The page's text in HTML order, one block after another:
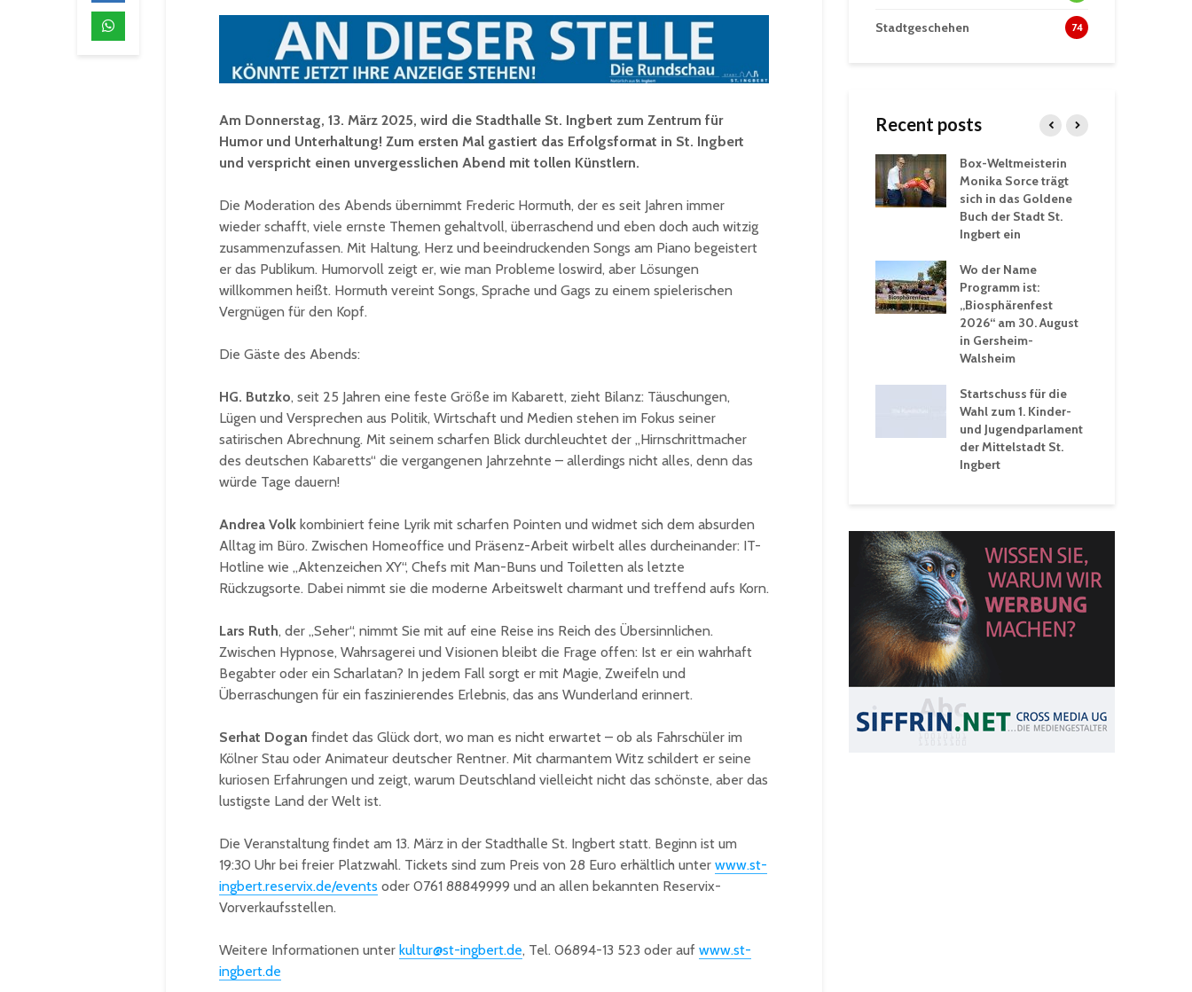
Am Donnerstag, 13. März 2025, wird die Stadthalle St. Ingbert zum Zentrum für
Humor und Unterhaltung! Zum ersten Mal gastiert das Erfolgsformat in St. Ingbert
und verspricht einen unvergesslichen Abend mit tollen Künstlern.
Die Moderation des Abends übernimmt Frederic Hormuth, der es seit Jahren immer
wieder schafft, viele ernste Themen gehaltvoll, überraschend und eben doch auch witzig
zusammenzufassen. Mit Haltung, Herz und beeindruckenden Songs am Piano begeistert
er das Publikum. Humorvoll zeigt er, wie man Probleme loswird, aber Lösungen
willkommen heißt. Hormuth vereint Songs, Sprache und Gags zu einem spielerischen
Vergnügen für den Kopf.
Die Gäste des Abends:
HG. Butzko, seit 25 Jahren eine feste Größe im Kabarett, zieht Bilanz: Täuschungen,
Lügen und Versprechen aus Politik, Wirtschaft und Medien stehen im Fokus seiner
satirischen Abrechnung. Mit seinem scharfen Blick durchleuchtet der „Hirnschrittmacher
des deutschen Kabaretts“ die vergangenen Jahrzehnte – allerdings nicht alles, denn das
würde Tage dauern!
Andrea Volk kombiniert feine Lyrik mit scharfen Pointen und widmet sich dem absurden
Alltag im Büro. Zwischen Homeoffice und Präsenz-Arbeit wirbelt alles durcheinander: IT-
Hotline wie „Aktenzeichen XY“, Chefs mit Man-Buns und Toiletten als letzte
Rückzugsorte. Dabei nimmt sie die moderne Arbeitswelt charmant und treffend aufs Korn.
Lars Ruth, der „Seher“, nimmt Sie mit auf eine Reise ins Reich des Übersinnlichen.
Zwischen Hypnose, Wahrsagerei und Visionen bleibt die Frage offen: Ist er ein wahrhaft
Begabter oder ein Scharlatan? In jedem Fall sorgt er mit Magie, Zweifeln und
Überraschungen für ein faszinierendes Erlebnis, das ans Wunderland erinnert.
Serhat Dogan findet das Glück dort, wo man es nicht erwartet – ob als Fahrschüler im
Kölner Stau oder Animateur deutscher Rentner. Mit charmantem Witz schildert er seine
kuriosen Erfahrungen und zeigt, warum Deutschland vielleicht nicht das schönste, aber das
lustigste Land der Welt ist.
Die Veranstaltung findet am 13. März in der Stadthalle St. Ingbert statt. Beginn ist um
19:30 Uhr bei freier Platzwahl. Tickets sind zum Preis von 28 Euro erhältlich unter www.st-
ingbert.reservix.de/events oder 0761 88849999 und an allen bekannten Reservix-
Vorverkaufsstellen.
Weitere Informationen unter kultur@st-ingbert.de, Tel. 06894-13 523 oder auf www.st-
ingbert.de
Stadtgeschehen 74
Recent posts
Fun Ferien Dengmert
zahlreiche Kinder und
Jugendliche
St. Ingbert strahlte
weiß: White Dinner
begeistert erneut
Ingbert
Box-Weltmeisterin
Monika Sorce trägt
sich in das Goldene
Buch der Stadt St.
Ingbert ein
Wo der Name
Programm ist:
„Biosphärenfest
2026“ am 30. August
in Gersheim-
Walsheim
Startschuss für die
Wahl zum 1. Kinder-
und Jugendparlament
der Mittelstadt St.
Ingbert